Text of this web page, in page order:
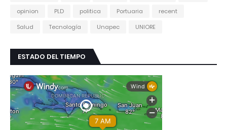
opinion
PLD politica Portuaria
recent
Salud
Tecnología Unapec UNIORE
ESTADO DEL TIEMPO